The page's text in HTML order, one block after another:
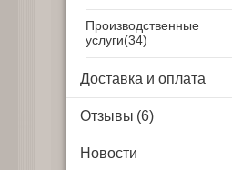
Производственные
услуги
Airsystem
Доставка и оплата
Отзывы
Новости